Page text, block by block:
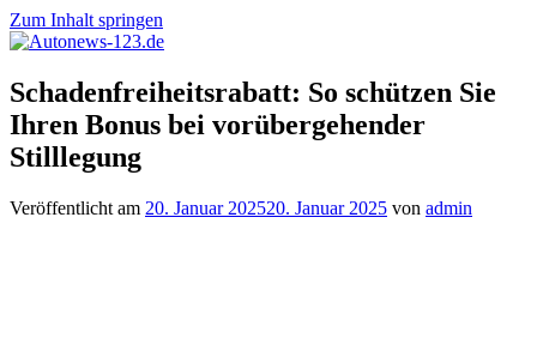
Zum Inhalt springen
Autonews-
123.de
Autonews
mit
Charme
Schadenfreiheitsrabatt: So schützen Sie
Ihren Bonus bei vorübergehender
Stilllegung
Veröffentlicht am 20. Januar 202520. Januar 2025 von admin